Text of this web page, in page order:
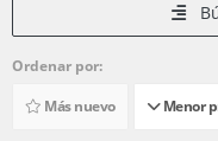
Ordenar por:
Más nuevo
Menor